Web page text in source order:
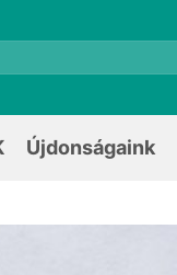
Újdonságaink